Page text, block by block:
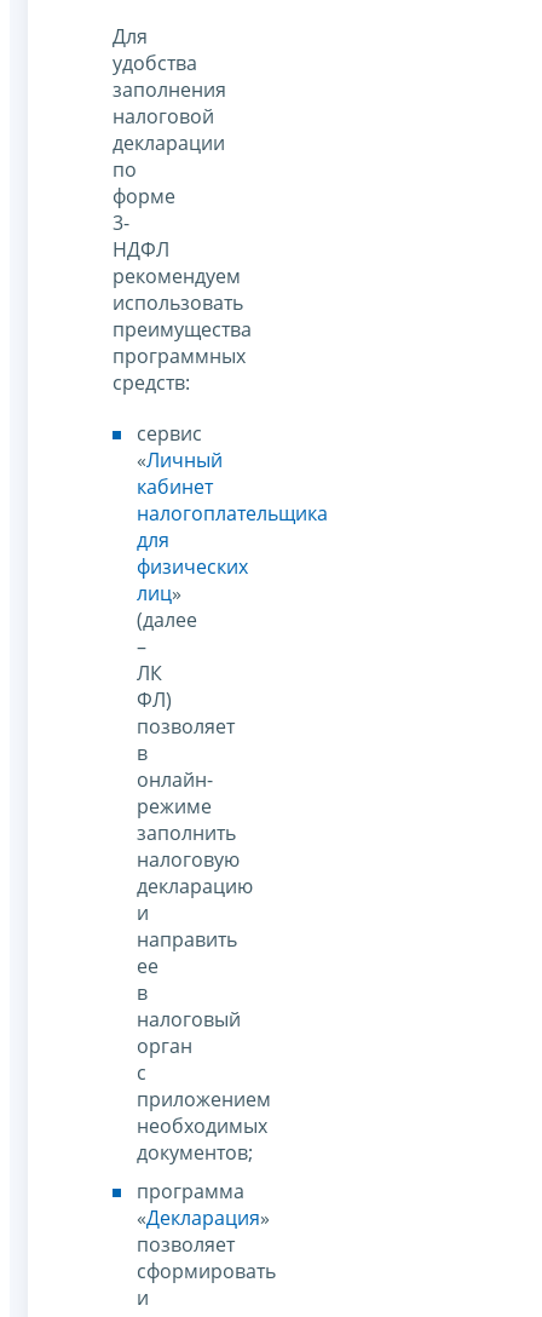
Для
удобства
заполнения
налоговой
декларации
по
форме
3-
НДФЛ
рекомендуем
использовать
преимущества
программных
средств:
сервис
«Личный
кабинет
налогоплательщика
для
физических
лиц»
(далее
–
ЛК
ФЛ)
позволяет
в
онлайн-
режиме
заполнить
налоговую
декларацию
и
направить
ее
в
налоговый
орган
с
приложением
необходимых
документов;
программа
«Декларация»
позволяет
сформировать
и